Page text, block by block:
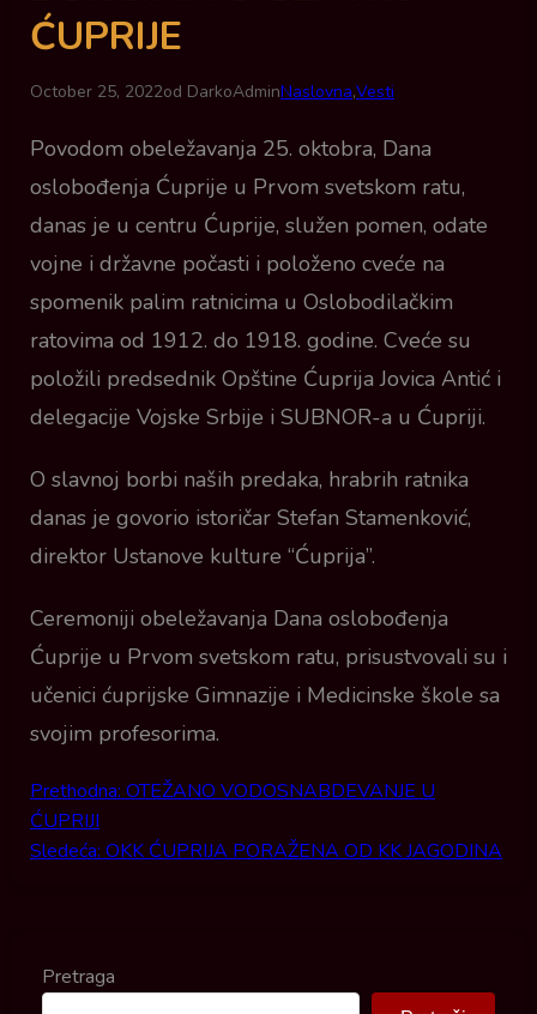
ĆUPRIJE
October 25, 2022od DarkoAdminNaslovna,Vesti
Povodom obeležavanja 25. oktobra, Dana
oslobođenja Ćuprije u Prvom svetskom ratu,
danas je u centru Ćuprije, služen pomen, odate
vojne i državne počasti i položeno cveće na
spomenik palim ratnicima u Oslobodilačkim
ratovima od 1912. do 1918. godine. Cveće su
položili predsednik Opštine Ćuprija Jovica Antić i
delegacije Vojske Srbije i SUBNOR-a u Ćupriji.
O slavnoj borbi naših predaka, hrabrih ratnika
danas je govorio istoričar Stefan Stamenković,
direktor Ustanove kulture “Ćuprija”.
Ceremoniji obeležavanja Dana oslobođenja
Ćuprije u Prvom svetskom ratu, prisustvovali su i
učenici ćuprijske Gimnazije i Medicinske škole sa
svojim profesorima.
Post navigation
Prethodna: OTEŽANO VODOSNABDEVANJE U
ĆUPRIJI
Sledeća: OKK ĆUPRIJA PORAŽENA OD KK JAGODINA
Pretraga